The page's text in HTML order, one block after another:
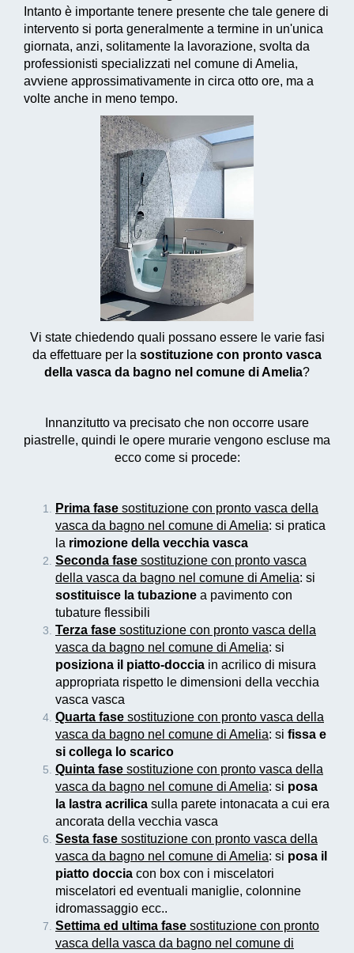
Intanto è importante tenere presente che tale genere di
intervento si porta generalmente a termine in un'unica
giornata, anzi, solitamente la lavorazione, svolta da
professionisti specializzati nel comune di Amelia,
avviene approssimativamente in circa otto ore, ma a
volte anche in meno tempo.
Vi state chiedendo quali possano essere le varie fasi
da effettuare per la sostituzione con pronto vasca
della vasca da bagno nel comune di Amelia?
Innanzitutto va precisato che non occorre usare
piastrelle, quindi le opere murarie vengono escluse ma
ecco come si procede:
Prima fase sostituzione con pronto vasca della
vasca da bagno nel comune di Amelia: si pratica
la rimozione della vecchia vasca
Seconda fase sostituzione con pronto vasca
della vasca da bagno nel comune di Amelia: si
sostituisce la tubazione a pavimento con
tubature flessibili
Terza fase sostituzione con pronto vasca della
vasca da bagno nel comune di Amelia: si
posiziona il piatto-doccia in acrilico di misura
appropriata rispetto le dimensioni della vecchia
vasca vasca
Quarta fase sostituzione con pronto vasca della
vasca da bagno nel comune di Amelia: si fissa e
si collega lo scarico
Quinta fase sostituzione con pronto vasca della
vasca da bagno nel comune di Amelia: si posa
la lastra acrilica sulla parete intonacata a cui era
ancorata della vecchia vasca
Sesta fase sostituzione con pronto vasca della
vasca da bagno nel comune di Amelia: si posa il
piatto doccia con box con i miscelatori
miscelatori ed eventuali maniglie, colonnine
idromassaggio ecc..
Settima ed ultima fase sostituzione con pronto
vasca della vasca da bagno nel comune di